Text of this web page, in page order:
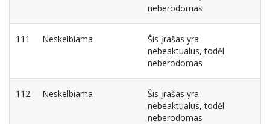
neberodomas
111 Neskelbiama
Šis įrašas yra
nebeaktualus, todėl
neberodomas
112 Neskelbiama
Šis įrašas yra
nebeaktualus, todėl
neberodomas